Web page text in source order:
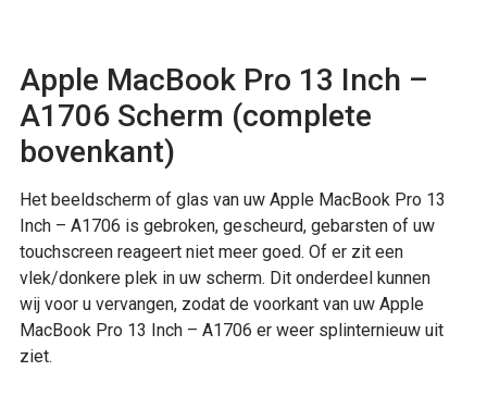
Apple MacBook Pro 13 Inch –
A1706 Scherm (complete
bovenkant)
Het beeldscherm of glas van uw Apple MacBook Pro 13
Inch – A1706 is gebroken, gescheurd, gebarsten of uw
touchscreen reageert niet meer goed. Of er zit een
vlek/donkere plek in uw scherm. Dit onderdeel kunnen
wij voor u vervangen, zodat de voorkant van uw Apple
MacBook Pro 13 Inch – A1706 er weer splinternieuw uit
ziet.